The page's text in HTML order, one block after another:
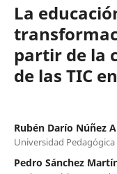
La
partir de la
de las TIC
Rubén Darío Núñez
Universidad
Pedro Sánchez